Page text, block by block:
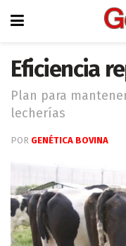
Eficiencia
Plan para
lecherías
POR GENÉTICA BOVINA